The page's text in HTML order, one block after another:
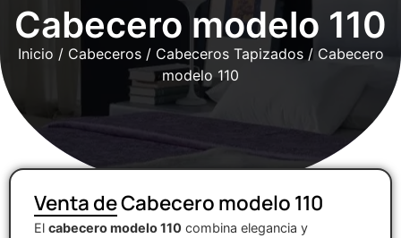
Cabecero modelo 110
Inicio / Cabeceros/ Cabeceros Tapizados/ Cabecero
modelo 110
Venta de Cabecero modelo 110
El cabecero modelo 110 combina elegancia y